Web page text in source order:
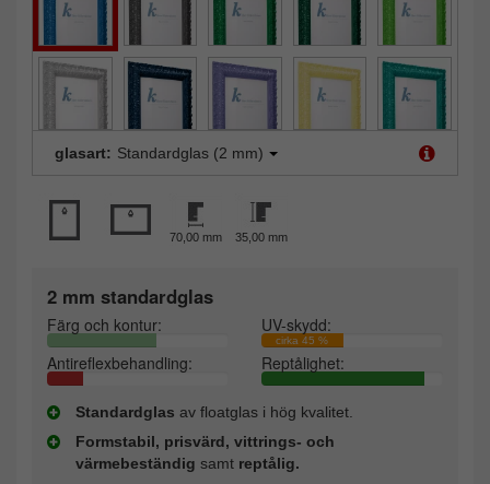
glasart: Standardglas (2 mm)
70,00 mm 35,00 mm
2 mm standardglas
Färg och kontur: UV-skydd:
cirka 45 %
Antireflexbehandling: Reptålighet:
Standardglas av floatglas i hög kvalitet.
Formstabil, prisvärd, vittrings- och
värmebeständig samt reptålig.